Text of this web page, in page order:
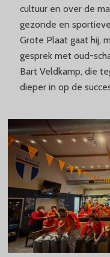
cultuur en over de
gezonde en
Grote Plaat gaat hij,
gesprek met oud-
Bart Veldkamp, die
dieper in op de